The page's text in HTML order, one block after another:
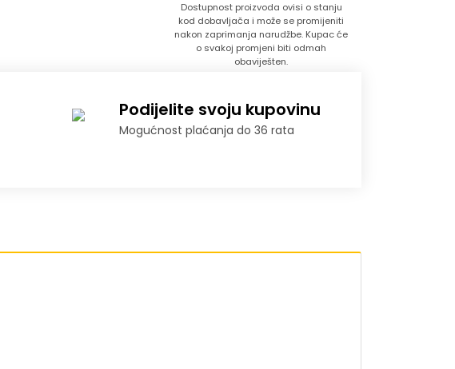
Dostupnost proizvoda ovisi o stanju
kod dobavljača i može se promijeniti
nakon zaprimanja narudžbe. Kupac će
o svakoj promjeni biti odmah
obaviješten.
Podijelite svoju kupovinu
Mogućnost plaćanja do 36 rata